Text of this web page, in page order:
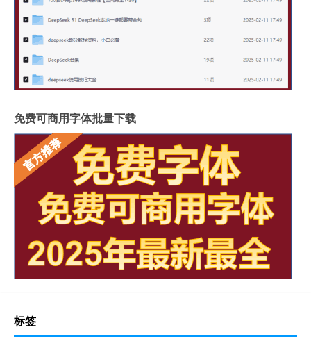
免费可商用字体批量下载
标签